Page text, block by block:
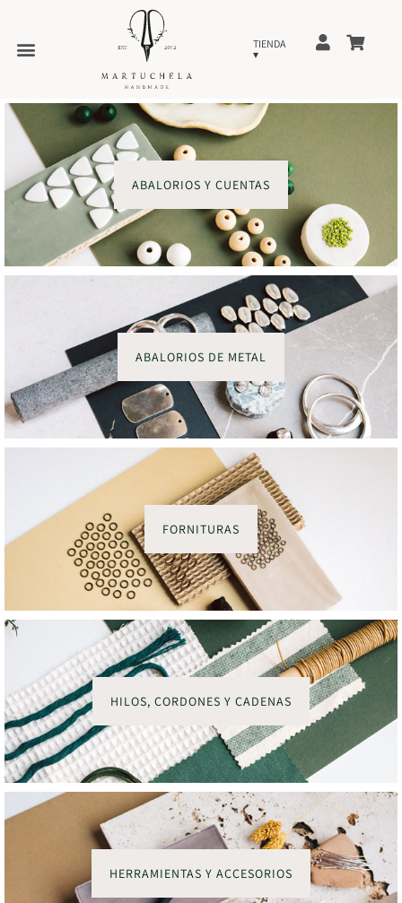
ABALORIOS Y CUENTAS
ABALORIOS DE METAL
FORNITURAS
HILOS, CORDONES Y CADENAS
HERRAMIENTAS Y ACCESORIOS